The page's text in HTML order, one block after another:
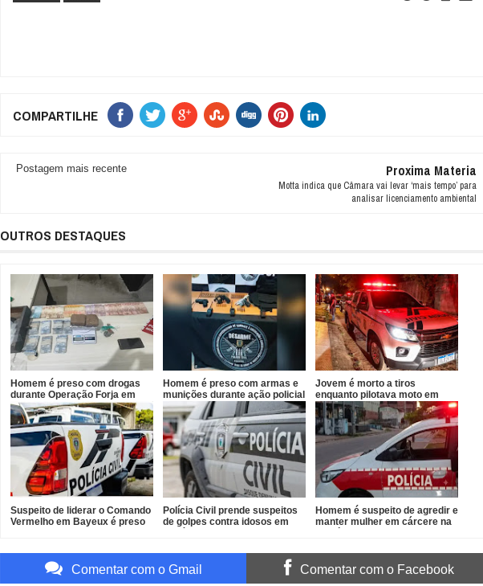
COMPARTILHE
Postagem mais recente Proxima Materia
Motta indica que Câmara vai levar ‘mais tempo’ para
analisar licenciamento ambiental
OUTROS DESTAQUES
Homem é preso com drogas
durante Operação Forja em
Santa Helena
Homem é preso com armas e
munições durante ação policial
no Conde
Jovem é morto a tiros
enquanto pilotava moto em
João Pessoa
Suspeito de liderar o Comando
Vermelho em Bayeux é preso
Polícia Civil prende suspeitos
de golpes contra idosos em
Homem é suspeito de agredir e
manter mulher em cárcere na
Comentar com o Gmail Comentar com o Facebook